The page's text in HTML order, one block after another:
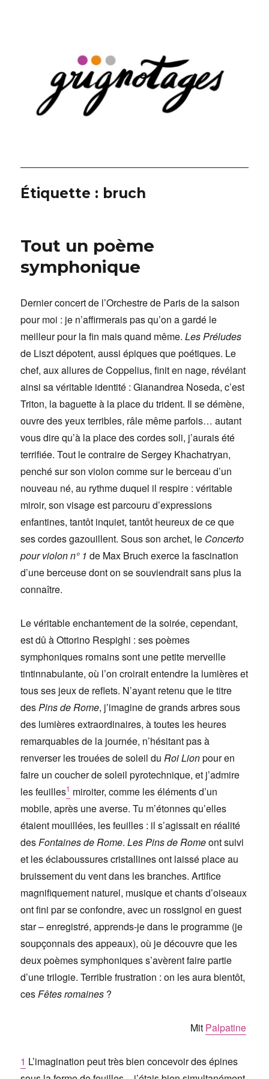
Étiquette : bruch
Tout un poème
symphonique
Dernier concert de l’Orchestre de Paris de la saison
pour moi : je n’affirmerais pas qu’on a gardé le
meilleur pour la fin mais quand même.Les Préludes
de Liszt dépotent, aussi épiques que poétiques. Le
chef, aux allures de Coppelius, finit en nage, révélant
ainsi sa véritable identité : Gianandrea Noseda, c’est
Triton, la baguette à la place du trident. Il se démène,
ouvre des yeux terribles, râle même parfois… autant
vous dire qu’à la place des cordes soli, j’aurais été
terrifiée. Tout le contraire de Sergey Khachatryan,
penché sur son violon comme sur le berceau d’un
nouveau né, au rythme duquel il respire : véritable
miroir, son visage est parcouru d’expressions
enfantines, tantôt inquiet, tantôt heureux de ce que
ses cordes gazouillent. Sous son archet, le Concerto
pour violon n° 1 de Max Bruch exerce la fascination
d’une berceuse dont on se souviendrait sans plus la
connaître.
Le véritable enchantement de la soirée, cependant,
est dû à Ottorino Respighi : ses poèmes
symphoniques romains sont une petite merveille
tintinnabulante, où l’on croirait entendre la lumières et
tous ses jeux de reflets. N’ayant retenu que le titre
desPins de Rome, j’imagine de grands arbres sous
des lumières extraordinaires, à toutes les heures
remarquables de la journée, n’hésitant pas à
renverser les trouées de soleil duRoi Lionpour en
faire un coucher de soleil pyrotechnique, et j’admire
les feuilles1 miroiter, comme les éléments d’un
mobile, après une averse. Tu m’étonnes qu’elles
étaient mouillées, les feuilles : il s’agissait en réalité
desFontaines de Rome.Les Pins de Romeont suivi
et les éclaboussures cristallines ont laissé place au
bruissement du vent dans les branches. Artifice
magnifiquement naturel, musique et chants d’oiseaux
ont fini par se confondre, avec un rossignol en guest
star – enregistré, apprends-je dans le programme (je
soupçonnais des appeaux), où je découvre que les
deux poèmes symphoniques s’avèrent faire partie
d’une trilogie. Terrible frustration : on les aura bientôt,
cesFêtes romaines ?
Mit Palpatine
1 L’imagination peut très bien concevoir des épines